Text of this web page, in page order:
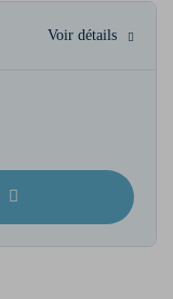
Voir détails